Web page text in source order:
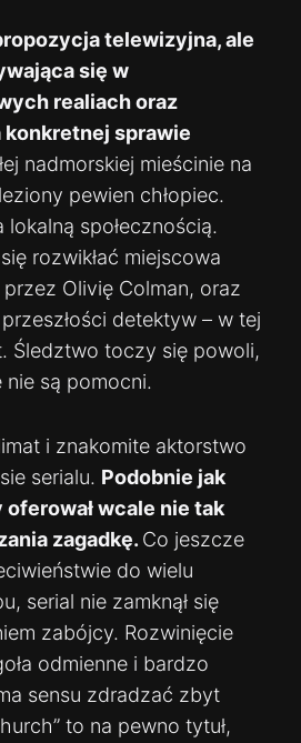
telewizyjna, ale
się w
realiach oraz
konkretnej sprawie
nadmorskiej mieścinie na
pewien chłopiec.
społecznością.
rozwikłać miejscowa
Olivię Colman, oraz
detektyw – w tej
Śledztwo toczy się powoli,
są pomocni.
i znakomite aktorstwo
serialu. Podobnie jak
wcale nie tak
zagadkę. Co jeszcze
do wielu
serial nie zamknął się
zabójcy. Rozwinięcie
odmienne i bardzo
sensu zdradzać zbyt
to na pewno tytuł,